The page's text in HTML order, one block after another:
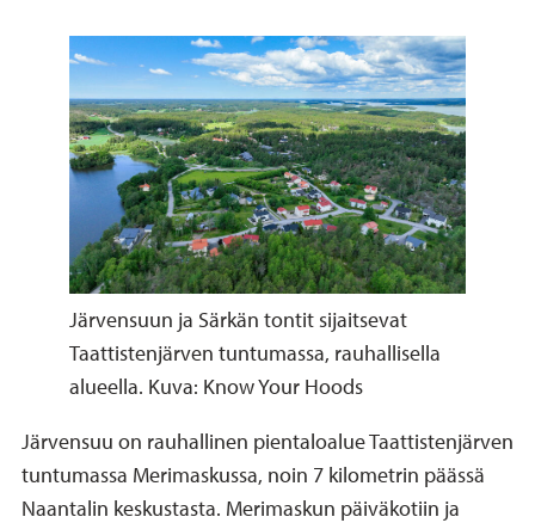
Järvensuun ja Särkän tontit sijaitsevat
Taattistenjärven tuntumassa, rauhallisella
alueella. Kuva: Know Your Hoods
Järvensuu on rauhallinen pientaloalue Taattistenjärven
tuntumassa Merimaskussa, noin 7 kilometrin päässä
Naantalin keskustasta. Merimaskun päiväkotiin ja